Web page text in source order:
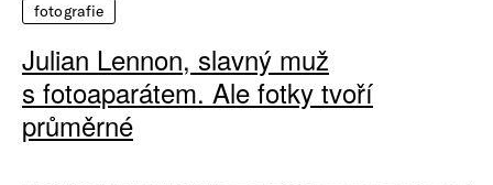
fotografie
Julian Lennon, slavný muž
s fotoaparátem. Ale fotky tvoří
průměrné